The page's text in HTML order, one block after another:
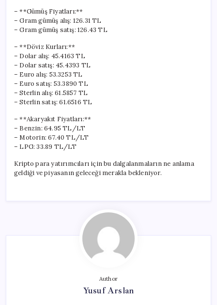
– **Gümüş Fiyatları:**
– Gram gümüş alış: 126.31 TL
– Gram gümüş satış: 126.43 TL
– **Döviz Kurları:**
– Dolar alış: 45.4163 TL
– Dolar satış: 45.4393 TL
– Euro alış: 53.3253 TL
– Euro satış: 53.3890 TL
– Sterlin alış: 61.5857 TL
– Sterlin satış: 61.6516 TL
– **Akaryakıt Fiyatları:**
– Benzin: 64.95 TL/LT
– Motorin: 67.40 TL/LT
– LPG: 33.89 TL/LT
Kripto para yatırımcıları için bu dalgalanmaların ne anlama
geldiği ve piyasanın geleceği merakla bekleniyor.
Author
Yusuf Arslan